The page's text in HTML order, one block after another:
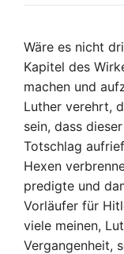
Wäre es nicht
Kapitel des
machen und
Luther verehrt,
sein, dass
Totschlag
Hexen
predigte und
Vorläufer für
viele meinen,
Vergangenheit,